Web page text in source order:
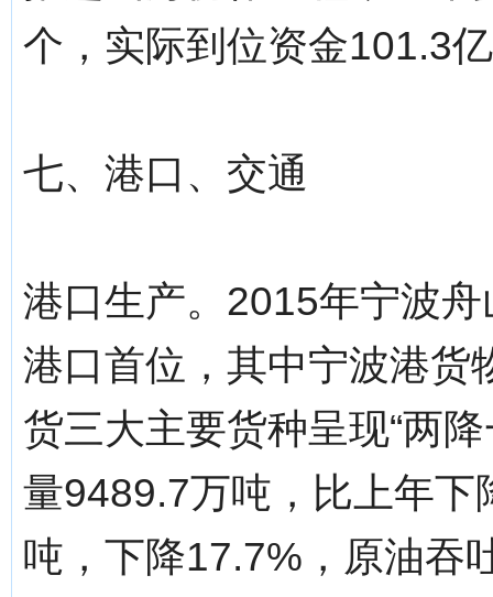
个，实际到位资金101.3
七、港口、交通
港口生产。2015年宁波
港口首位，其中宁波港货
货三大主要货种呈现“两
量9489.7万吨，比上年
吨，下降17.7%，原油吞